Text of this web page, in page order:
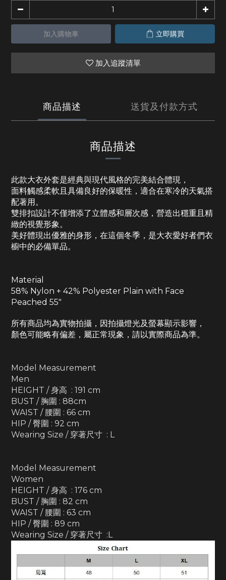
加入購物車 立即購買
加入追蹤清單
商品描述 送貨及付款方式
商品描述
此款大衣外套是經典與現代風格的完美結合體現，
面料觸感柔軟且具備良好的保暖性，適合在寒冷的天氣搭
配著用。
雙排扣設計不僅增添了立體感和層次感，營造出穩重且精
緻的視覺形象。
美好體現出優雅的身形，在這個冬季，是大衣愛好者們衣
櫥中的必備單品。
Material
58% Nylon + 42% Polyester Plain with Face
Peached 55"
所有商品均為實物拍攝，因拍攝燈光及螢幕顯示影響，
顏色可能略有偏差，屬正常現象，請以實際商品為準。
Model Measurement
Men
HEIGHT / 身高 : 191 cm
BUST / 胸圍 : 88cm
WAIST / 腰圍 : 66 cm
HIP / 臀圍 : 92 cm
Wearing Size / 穿著尺寸 : L
Model Measurement
Women
HEIGHT / 身高 : 176 cm
BUST / 胸圍 : 82 cm
WAIST / 腰圍 : 63 cm
HIP / 臀圍 : 89 cm
Wearing Size / 穿著尺寸 :L